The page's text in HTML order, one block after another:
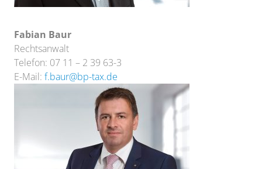
Fabian Baur
Rechtsanwalt
Telefon: 07 11 – 2 39 63-3
E-Mail: f.baur@bp-tax.de